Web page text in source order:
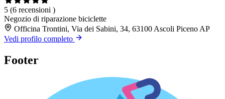
5 (6 recensioni )
Negozio di riparazione biciclette
Officina Trontini, Via dei Sabini, 34, 63100 Ascoli Piceno AP
Vedi profilo completo
Footer